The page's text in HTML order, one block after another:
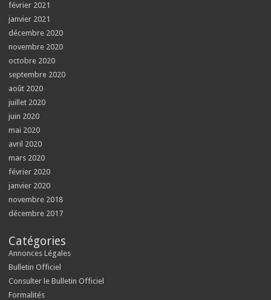
février 2021
janvier 2021
décembre 2020
novembre 2020
octobre 2020
septembre 2020
août 2020
juillet 2020
juin 2020
mai 2020
avril 2020
mars 2020
février 2020
janvier 2020
novembre 2018
décembre 2017
Catégories
Annonces Légales
Bulletin Officiel
Consulter le Bulletin Officiel
Formalités